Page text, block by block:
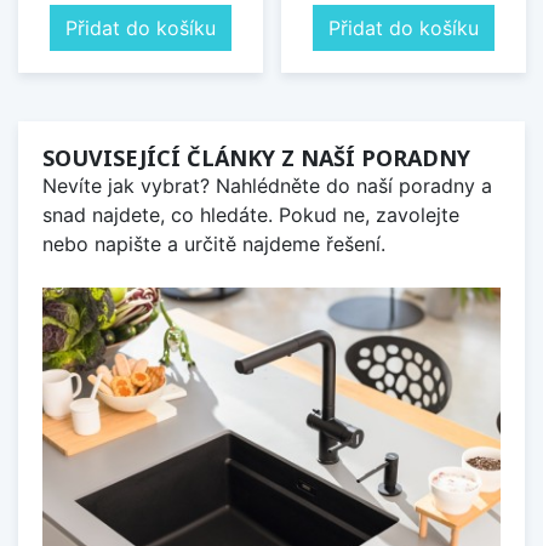
Přidat do košíku Přidat do košíku
SOUVISEJÍCÍ ČLÁNKY Z NAŠÍ PORADNY
Nevíte jak vybrat? Nahlédněte do naší poradny a
snad najdete, co hledáte. Pokud ne, zavolejte
nebo napište a určitě najdeme řešení.